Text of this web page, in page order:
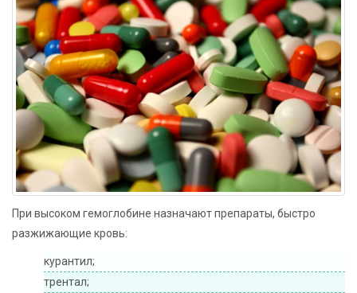
При высоком гемоглобине назначают препараты, быстро
разжижающие кровь:
курантил;
трентал;